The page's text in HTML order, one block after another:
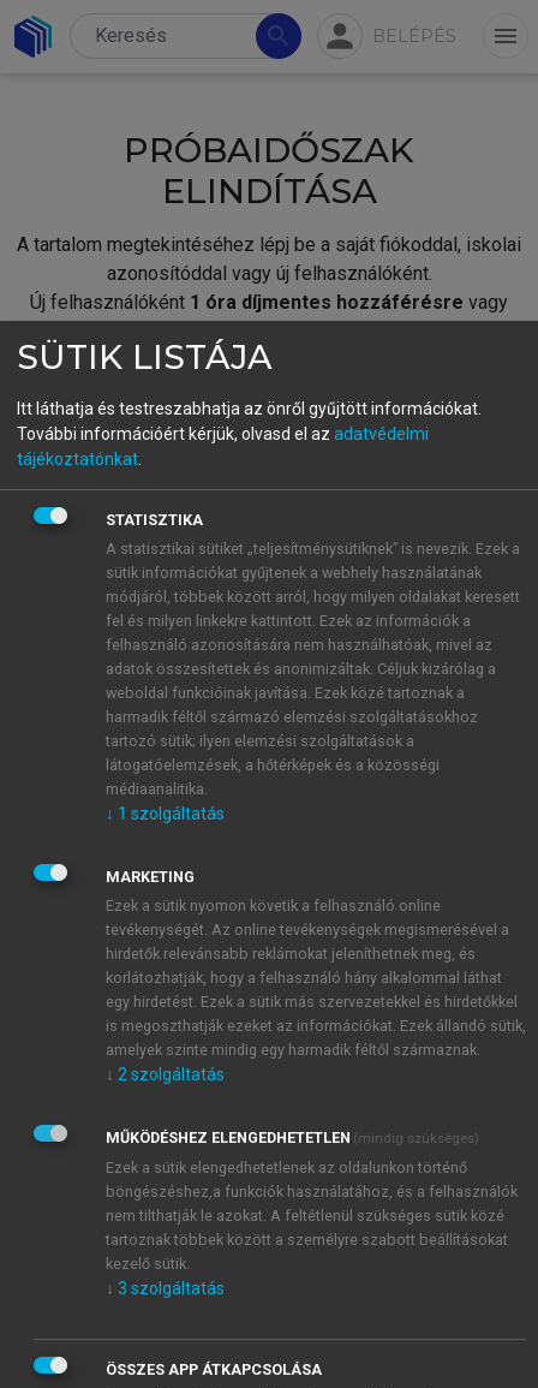
search person BELÉPÉS menu
PRÓBAIDŐSZAK
ELINDÍTÁSA
A tartalom megtekintéséhez lépj be a saját fiókoddal, iskolai
azonosítóddal vagy új felhasználóként.
Új felhasználóként 1 óra díjmentes hozzáférésre vagy
fiókoddal,vagy hozz létre új fiókot.
A regisztráció után apróbaidőszakautomatikusan
BELÉPÉS SAJÁT FIÓKKAL
ÚJ FIÓK LÉTREHOZÁSA
1 óra díjmentes hozzáférés
E-MAIL-CÍM
JELSZÓ
JELSZÓ ÚJRA
Kérek értesítést a MeRSZ újdonságairól, akcióiról.
Kérek értesítést az Akadémiai Kiadó Zrt. újdonságairól,
Adatkezelési tájékoztatóbanfoglaltakat tudomásul
veszem és elfogadom.
Általános vásárlási feltételeket, valamint a szotar.netés a
mersz.huoldalak licencszerződéseiben foglaltakat
tudomásul veszem és elfogadom.
KIPRÓBÁLOM
SÜTIK LISTÁJA
Itt láthatja és testreszabhatja az önről gyűjtött információkat.
További információért kérjük, olvasd el az adatvédelmi
tájékoztatónkat
STATISZTIKA
A statisztikai sütiket „teljesítménysütiknek” is nevezik. Ezek a
sütik információkat gyűjtenek a webhely használatának
módjáról, többek között arról, hogy milyen oldalakat keresett
fel és milyen linkekre kattintott. Ezek az információk a
felhasználó azonosítására nem használhatóak, mivel az
adatok összesítettek és anonimizáltak. Céljuk kizárólag a
weboldal funkcióinak javítása. Ezek közé tartoznak a
harmadik féltől származó elemzési szolgáltatásokhoz
tartozó sütik; ilyen elemzési szolgáltatások a
látogatóelemzések, a hőtérképek és a közösségi
médiaanalitika.
↓ 1 szolgáltatás
MARKETING
Ezek a sütik nyomon követik a felhasználó online
tevékenységét. Az online tevékenységek megismerésével a
hirdetők relevánsabb reklámokat jeleníthetnek meg, és
korlátozhatják, hogy a felhasználó hány alkalommal láthat
egy hirdetést. Ezek a sütik más szervezetekkel és hirdetőkkel
is megoszthatják ezeket az információkat. Ezek állandó sütik,
amelyek szinte mindig egy harmadik féltől származnak.
↓ 2 szolgáltatás
MŰKÖDÉSHEZ ELENGEDHETETLEN (mindig szükséges)
Ezek a sütik elengedhetetlenek az oldalunkon történő
böngészéshez,a funkciók használatához, és a felhasználók
nem tilthatják le azokat. A feltétlenül szükséges sütik közé
tartoznak többek között a személyre szabott beállításokat
kezelő sütik.
↓ 3 szolgáltatás
ÖSSZES APP ÁTKAPCSOLÁSA